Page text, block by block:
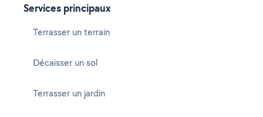
Services principaux
Terrasser un terrain
Décaisser un sol
Terrasser un jardin